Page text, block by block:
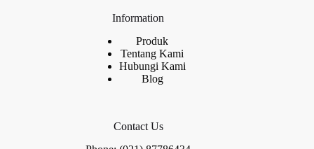
Information
Produk
Tentang Kami
Hubungi Kami
Blog
Contact Us